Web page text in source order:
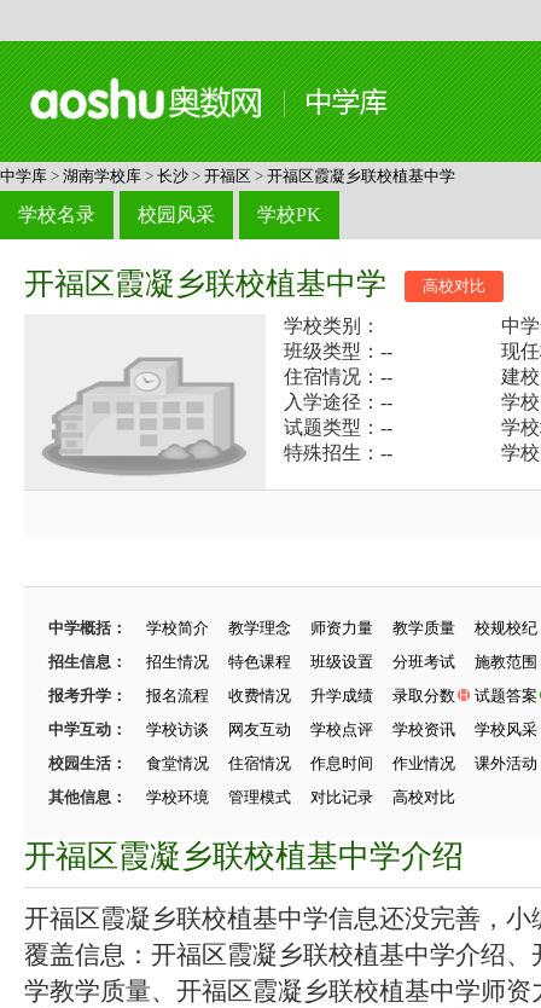
中学库 > 湖南学校库 > 长沙 > 开福区 > 开福区霞凝乡联校植基中学
学校名录 校园风采 学校PK
开福区霞凝乡联校植基中学 高校对比
学校类别：
中
班级类型：--
现
住宿情况：--
建
入学途径：--
学
试题类型：--
学
特殊招生：--
学
中学概括： 学校简介 教学理念 师资力量 教学质量
校规校纪
招生信息：
招生情况 特色课程 班级设置 分班考试
施教范围
报考升学：
报名流程 收费情况 升学成绩 录取分数
试题答案
中学互动：
学校访谈 网友互动 学校点评 学校资讯
学校风采
校园生活：
食堂情况 住宿情况 作息时间 作业情况
课外活动
其他信息：
学校环境 管理模式 对比记录 高校对比
开福区霞凝乡联校植基中学介绍
开福区霞凝乡联校植基中学信息还没完善，小
覆盖信息：开福区霞凝乡联校植基中学介绍
学教学质量、开福区霞凝乡联校植基中学师